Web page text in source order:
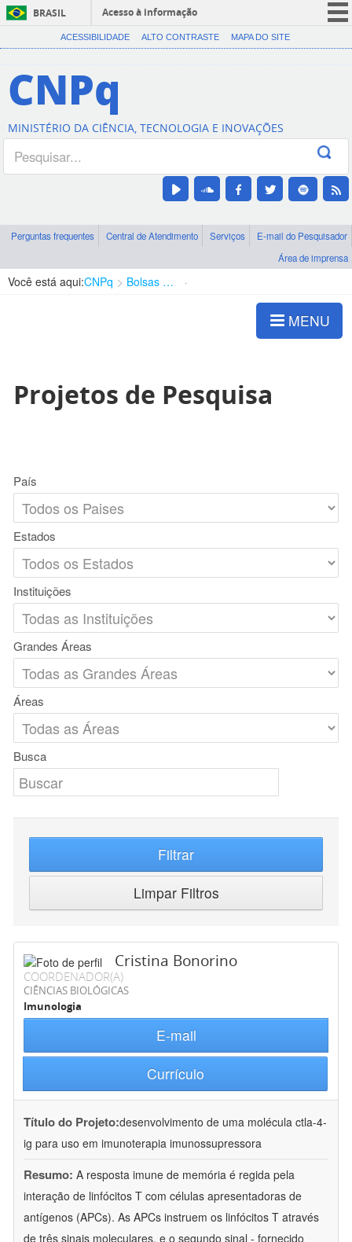
BRASIL
Acesso à informação
CORONAVÍRUS (COVID-19)
Canais
ACESSIBILIDADE ALTO CONTRASTE MAPA DO SITE
CNPq
MINISTÉRIO DA CIÊNCIA, TECNOLOGIA E INOVAÇÕES
Perguntas frequentes Central de Atendimento Serviços
E-mail do Pesquisador
Área de imprensa
Você está aqui:CNPq Bolsas e Auxílios Vigentes
MENU
Projetos de Pesquisa
País
Estados
Instituições
Grandes Áreas
Áreas
Busca
Filtrar
Limpar Filtros
Cristina Bonorino
COORDENADOR(A)
CIÊNCIAS BIOLÓGICAS
Imunologia
E-mail
Currículo
Título do Projeto:desenvolvimento de uma molécula ctla-4-
ig para uso em imunoterapia imunossupressora
Resumo: A resposta imune de memória é regida pela
interação de linfócitos T com células apresentadoras de
antígenos (APCs). As APCs instruem os linfócitos T através
de três sinais moleculares, e o segundo sinal - fornecido